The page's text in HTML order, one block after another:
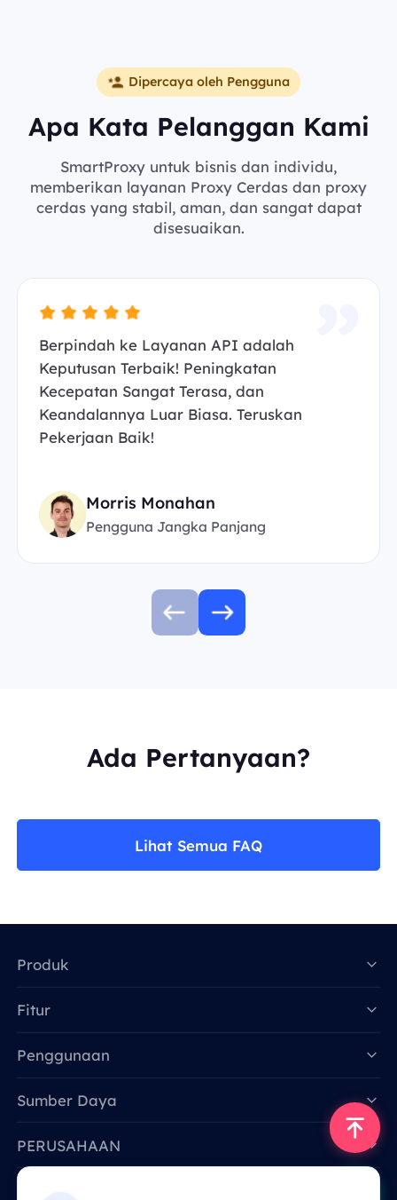
Dipercaya oleh Pengguna
Apa Kata Pelanggan Kami
SmartProxy untuk bisnis dan individu,
memberikan layanan Proxy Cerdas dan proxy
cerdas yang stabil, aman, dan sangat dapat
disesuaikan.
Berpindah ke Layanan API adalah
Keputusan Terbaik! Peningkatan
Kecepatan Sangat Terasa, dan
Keandalannya Luar Biasa. Teruskan
Pekerjaan Baik!
Morris Monahan
Pengguna Jangka Panjang
Ada Pertanyaan?
Lihat Semua FAQ
Produk
Fitur
Penggunaan
Sumber Daya
PERUSAHAAN